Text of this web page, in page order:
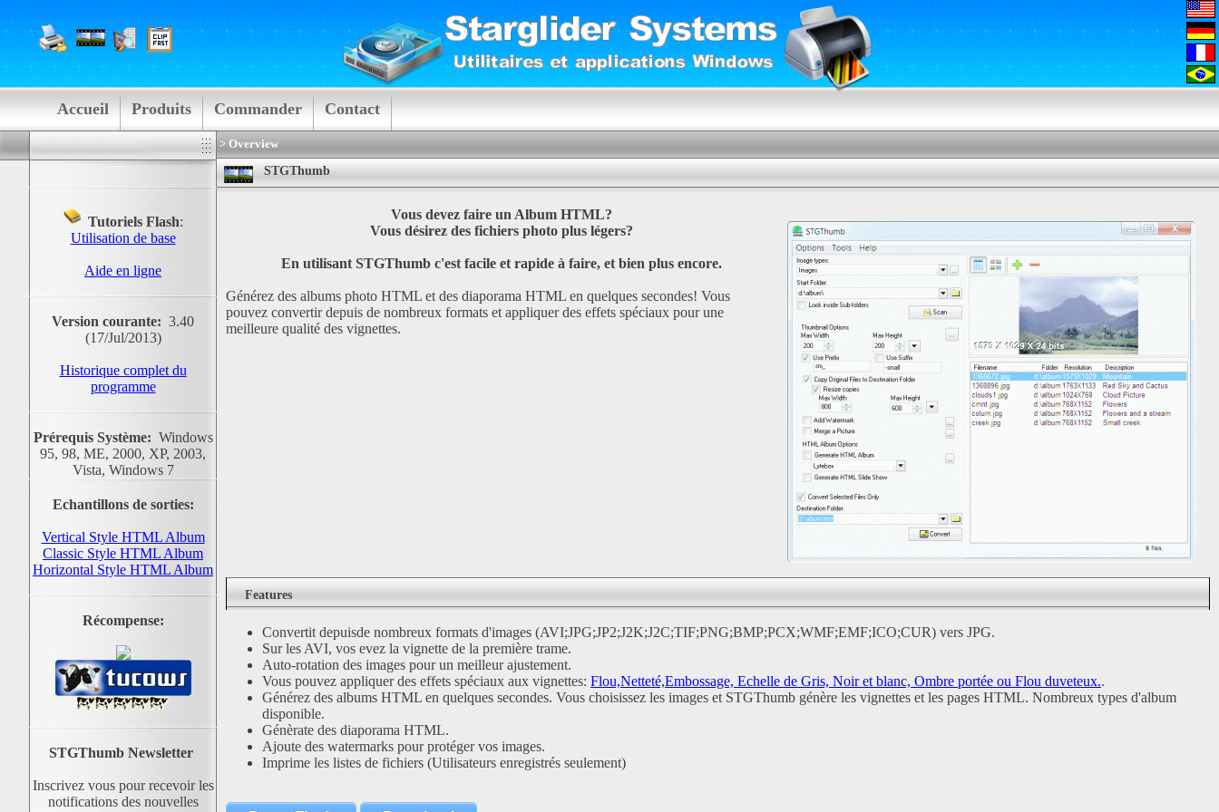
Accueil Produits Commander Contact
Tutoriels Flash:
Utilisation de base
Aide en ligne
Version courante: 3.40
(17/Jul/2013)
Historique complet du
programme
Prérequis Système: Windows
95, 98, ME, 2000, XP, 2003,
Vista, Windows 7
Echantillons de sorties:
Vertical Style HTML Album
Classic Style HTML Album
Horizontal Style HTML Album
Récompense:
STGThumb Newsletter
Inscrivez vous pour recevoir les
notifications des nouvelles
> Overview
STGThumb
Vous devez faire un Album HTML?
Vous désirez des fichiers photo plus légers?
En utilisant STGThumb c'est facile et rapide à faire, et bien plus encore.
Générez des albums photo HTML et des diaporama HTML en quelques secondes! Vous
pouvez convertir depuis de nombreux formats et appliquer des effets spéciaux pour une
meilleure qualité des vignettes.
Features
Convertit depuisde nombreux formats d'images (AVI;JPG;JP2;J2K;J2C;TIF;PNG;BMP;PCX;WMF;EMF;ICO;CUR) vers JPG.
Sur les AVI, vos evez la vignette de la première trame.
Auto-rotation des images pour un meilleur ajustement.
Vous pouvez appliquer des effets spéciaux aux vignettes: Flou,Netteté,Embossage, Echelle de Gris, Noir et blanc, Ombre portée ou Flou duveteux..
Générez des albums HTML en quelques secondes. Vous choisissez les images et STGThumb génère les vignettes et les pages HTML. Nombreux types d'album
disponible.
Génèrate des diaporama HTML.
Ajoute des watermarks pour protéger vos images.
Imprime les listes de fichiers (Utilisateurs enregistrés seulement)